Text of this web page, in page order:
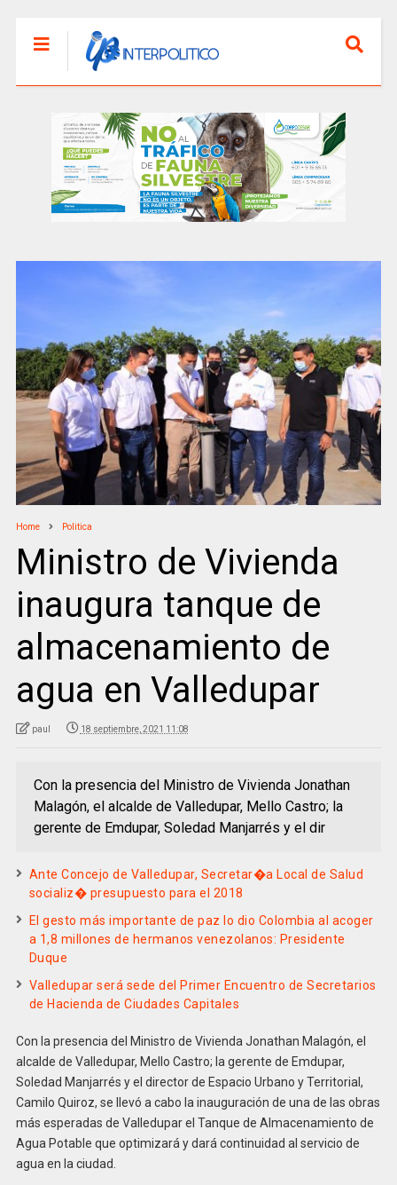
Home Politica
Ministro de Vivienda
inaugura tanque de
almacenamiento de
agua en Valledupar
paul 18 septiembre, 2021 11:08
Con la presencia del Ministro de Vivienda Jonathan
Malagón, el alcalde de Valledupar, Mello Castro; la
gerente de Emdupar, Soledad Manjarrés y el dir
Ante Concejo de Valledupar, Secretar�a Local de Salud
socializ� presupuesto para el 2018
El gesto más importante de paz lo dio Colombia al acoger
a 1,8 millones de hermanos venezolanos: Presidente
Duque
Valledupar será sede del Primer Encuentro de Secretarios
de Hacienda de Ciudades Capitales
Con la presencia del Ministro de Vivienda Jonathan Malagón, el
alcalde de Valledupar, Mello Castro; la gerente de Emdupar,
Soledad Manjarrés y el director de Espacio Urbano y Territorial,
Camilo Quiroz, se llevó a cabo la inauguración de una de las obras
más esperadas de Valledupar el Tanque de Almacenamiento de
Agua Potable que optimizará y dará continuidad al servicio de
agua en la ciudad.